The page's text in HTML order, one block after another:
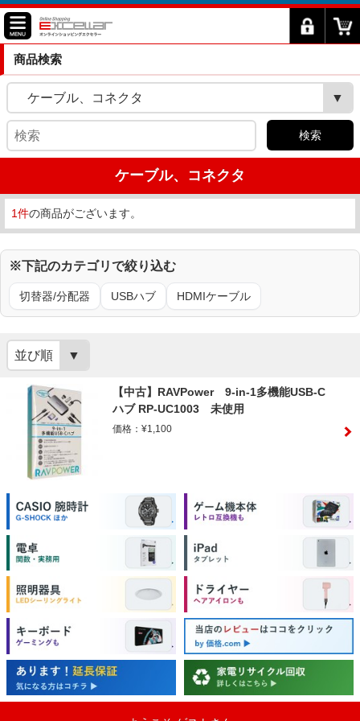
商品検索
ケーブル、コネクタ
検索
ケーブル、コネクタ
1件の商品がございます。
※下記のカテゴリで絞り込む
切替器/分配器 USBハブ HDMIケーブル
並び順
【中古】RAVPower 9-in-1多機能USB-C
ハブ RP-UC1003 未使用
価格：¥1,100